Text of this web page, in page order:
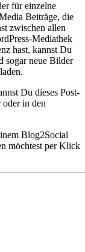
für einzelne
Beiträge, die
zwischen allen
Mediathek
hast, kannst Du
sogar neue Bilder
Du dieses Post-
in den
Blog2Social
möchtest per Klick